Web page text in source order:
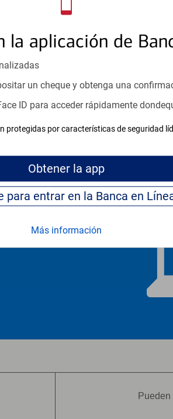
la aplicación de
un cheque y obtenga una
ID para acceder rápidamente
protegidas por características de seguridad
Obtener la app
Continúe para entrar en la Banca
Más información